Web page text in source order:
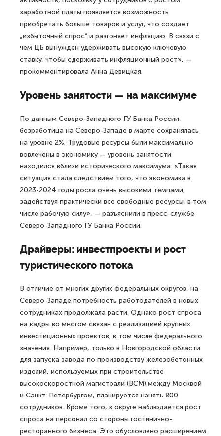
заработной платы появляется возможность
приобретать больше товаров и услуг, что создает
„избыточный спрос“ и разгоняет инфляцию. В связи с
чем ЦБ вынужден удерживать высокую ключевую
ставку, чтобы сдерживать инфляционный рост», —
прокомментировала Анна Девицкая.
Уровень занятости — на максимуме
По данным Северо-Западного ГУ Банка России,
безработица на Северо-Западе в марте сохранялась
на уровне 2%. Трудовые ресурсы были максимально
вовлечены в экономику — уровень занятости
находился вблизи исторического максимума. «Такая
ситуация стала следствием того, что экономика в
2023-2024 годы росла очень высокими темпами,
задействуя практически все свободные ресурсы, в том
числе рабочую силу», — разъяснили в пресс-службе
Северо-Западного ГУ Банка России.
Драйверы: инвестпроекты и рост
туристического потока
В отличие от многих других федеральных округов, на
Северо-Западе потребность работодателей в новых
сотрудниках продолжала расти. Однако рост спроса
на кадры во многом связан с реализацией крупных
инвестиционных проектов, в том числе федерального
значения. Например, только в Новгородской области
для запуска завода по производству железобетонных
изделий, используемых при строительстве
высокоскоростной магистрали (ВСМ) между Москвой
и Санкт-Петербургом, планируется нанять 800
сотрудников. Кроме того, в округе наблюдается рост
спроса на персонал со стороны гостинично-
ресторанного бизнеса. Это обусловлено расширением